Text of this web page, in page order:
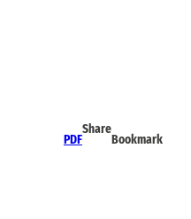
PDF
Share
Bookmark